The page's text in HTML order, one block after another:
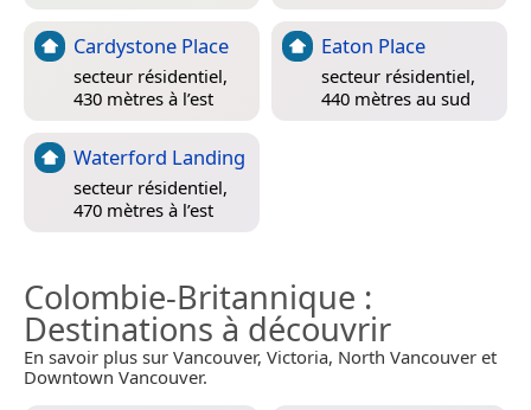
Cardystone Place
secteur résidentiel,
430 mètres à l’est
Eaton Place
secteur résidentiel,
440 mètres au sud
Waterford Landing
secteur résidentiel,
470 mètres à l’est
Colombie-Britannique :
Destinations à découvrir
En savoir plus sur Vancouver, Victoria, North Vancouver et
Downtown Vancouver.